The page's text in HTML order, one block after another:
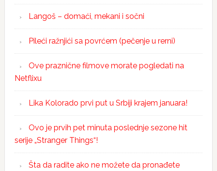
Langoš – domaći, mekani i sočni
Pileći ražnjići sa povrćem (pečenje u rerni)
Ove praznične filmove morate pogledati na
Netflixu
Lika Kolorado prvi put u Srbiji krajem januara!
Ovo je prvih pet minuta poslednje sezone hit
serije „Stranger Things“!
Šta da radite ako ne možete da pronađete